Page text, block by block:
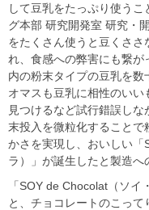
して豆乳をたっぷり使う
グ本部 研究開発室 研究・
をたくさん使うと豆くさ
れ、食感への弊害にも繋が
内の粉末タイプの豆乳を
オマスも豆乳に相性のい
見つけるなど試行錯誤し
末投入を微粒化することで
かさを実現し、おいしい「
ラ）」が誕生したと製造へ
「SOY de Chocolat（ソ
と、チョコレートのこっ